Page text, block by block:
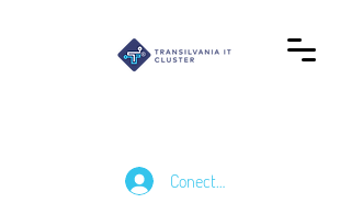
Conectează-te